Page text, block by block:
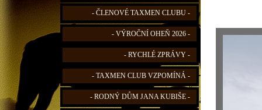
- ČLENOVÉ TAXMEN CLUBU -
- VÝROČNÍ OHEŇ 2026 -
- RYCHLÉ ZPRÁVY -
- TAXMEN CLUB VZPOMÍNÁ -
- RODNÝ DŮM JANA KUBIŠE -